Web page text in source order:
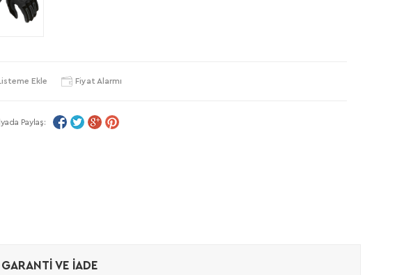
Ekle Fiyat Alarmı
Paylaş:
GARANTI VE İADE